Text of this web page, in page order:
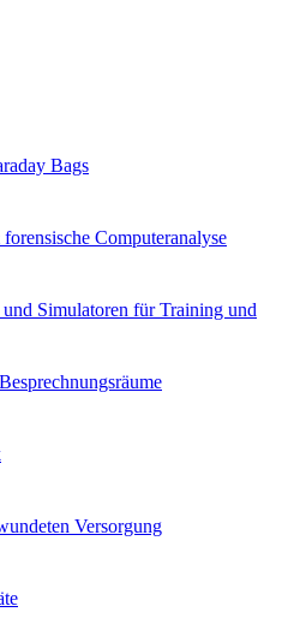
Bags
Computeranalyse
und Simulatoren für Training und
Versorgung